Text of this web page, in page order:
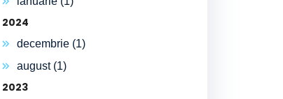
2024
decembrie (1)
august (1)
2023